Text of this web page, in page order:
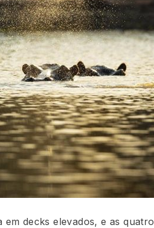
decks elevados, e as quatro